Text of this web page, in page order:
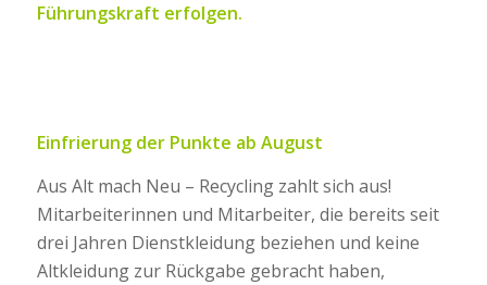
Führungskraft erfolgen.
Einfrierung der Punkte ab August
Aus Alt mach Neu – Recycling zahlt sich aus!
Mitarbeiterinnen und Mitarbeiter, die bereits seit
drei Jahren Dienstkleidung beziehen und keine
Altkleidung zur Rückgabe gebracht haben,